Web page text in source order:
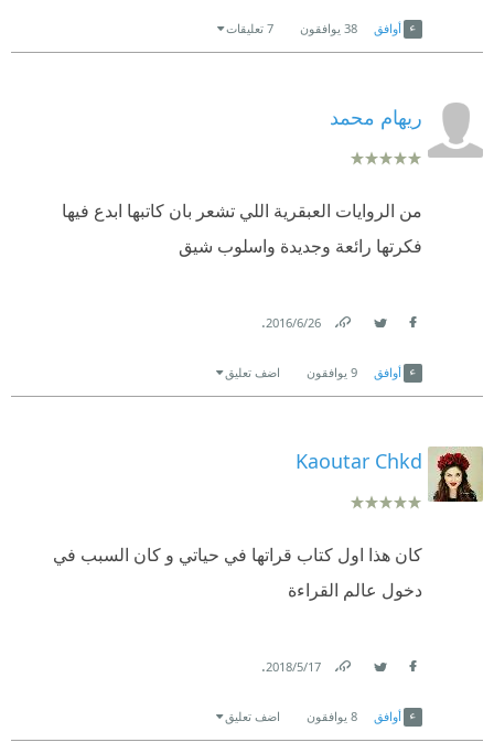
متشوق لقراءة الجزء الثاني لها (أماريتا).
أوافق 38 يوافقون 7 تعليقات
ريهام محمد
من الروايات العبقرية اللي تشعر بان كاتبها ابدع فيها
فكرتها رائعة وجديدة واسلوب شيق
26‏/6‏/2016
.
أوافق 9 يوافقون اضف تعليق
Kaoutar Chkd
كان هذا اول كتاب قراتها في حياتي و كان السبب في
دخول عالم القراءة
17‏/5‏/2018
.
أوافق 8 يوافقون اضف تعليق